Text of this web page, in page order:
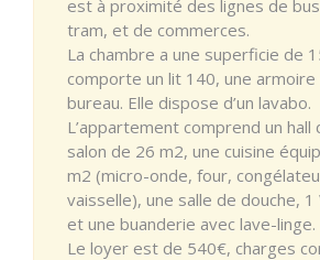
est à proximité des lignes de
tram, et de commerces.
La chambre a une superficie de
comporte un lit 140, une armoire
bureau. Elle dispose d’un lavabo.
L’appartement comprend un hall
salon de 26 m2, une cuisine
m2 (micro-onde, four,
vaisselle), une salle de douche, 1
et une buanderie avec lave-linge.
Le loyer est de 540€, charges